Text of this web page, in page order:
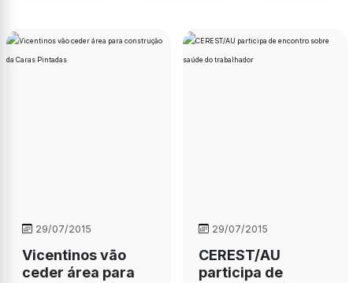
29/07/2015
Vicentinos vão
ceder área para
29/07/2015
CEREST/AU
participa de